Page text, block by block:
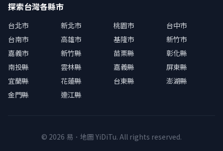
探索台灣各縣市
台北市 新北市 桃園市
台中市
台南市
高雄市 基隆市
新竹市
嘉義市
新竹縣 苗栗縣
彰化縣
南投縣
雲林縣 嘉義縣
屏東縣
宜蘭縣
花蓮縣 台東縣
澎湖縣
金門縣
連江縣
© 2026 易．地圖 YiDiTu. All rights reserved.